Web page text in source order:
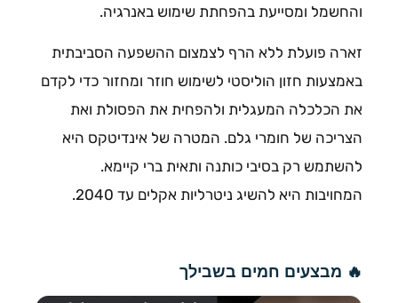
והחשמל ומסייעת בהפחתת שימוש באנרגיה.
זארה פועלת ללא הרף לצמצום ההשפעה הסביבתית
באמצעות חזון הוליסטי לשימוש חוזר ומחזור כדי לקדם
את הכלכלה המעגלית ולהפחית את הפסולת ואת
הצריכה של חומרי גלם. המטרה של אינדיטקס היא
להשתמש רק בסיבי כותנה ותאית ברי קיימא.
המחויבות היא להשיג ניטרליות אקלים עד 2040.
🔥 מבצעים חמים בשבילך